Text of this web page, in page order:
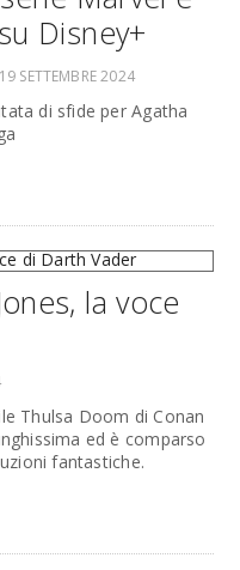
Disney+
SETTEMBRE 2024
di sfide per Agatha
la voce
Thulsa Doom di Conan
ed è comparso
fantastiche.